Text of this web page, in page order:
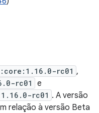
rc01 ,
rc01 e
rc01 . A versão
relação à versão Beta